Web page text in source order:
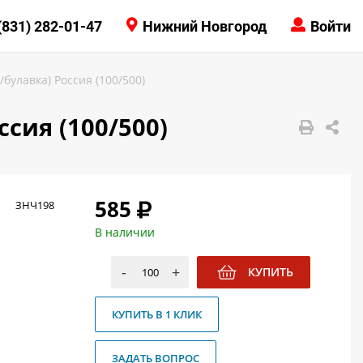
КОНТАКТЫ282-01-47 Нижний Новгород Войти
Россия (100/500)
(100/500)
ЗНЧ198 585
В наличии
- + КУПИТЬ
КУПИТЬ В 1 КЛИК
ЗАДАТЬ ВОПРОС